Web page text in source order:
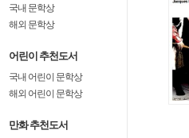
국내 문학상
해외 문학상
어린이 추천도서
국내 어린이 문학상
해외 어린이 문학상
만화 추천도서